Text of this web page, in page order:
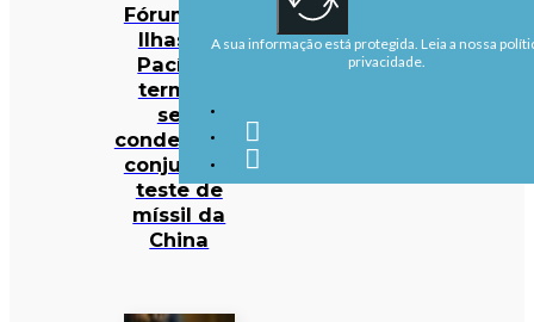
Fórum das
Ilhas do
Pacífico
termina
sem
condenação
conjunta a
teste de
míssil da
China
A sua informação está protegida. Leia a nossa
privacidade.